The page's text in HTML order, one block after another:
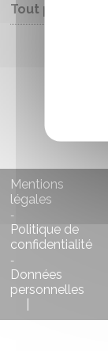
Tout public
Mentions
légales
-
Politique de
confidentialité
-
Données
personnelles